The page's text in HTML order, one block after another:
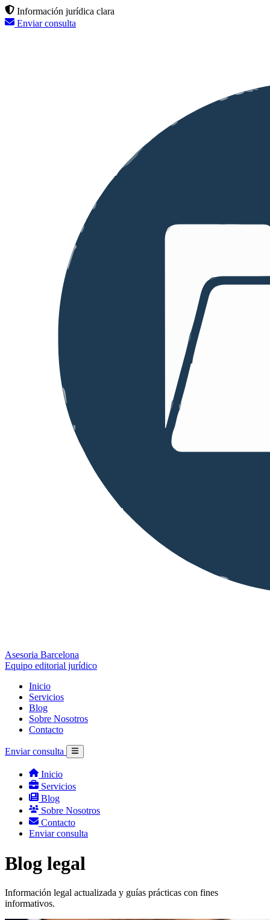
Información jurídica clara
Enviar consulta
Asesoria Barcelona
Equipo editorial jurídico
Inicio
Servicios
Blog
Sobre Nosotros
Contacto
Enviar consulta
Inicio
Servicios
Blog
Sobre Nosotros
Contacto
Enviar consulta
Blog legal
Información legal actualizada y guías prácticas con fines
informativos.